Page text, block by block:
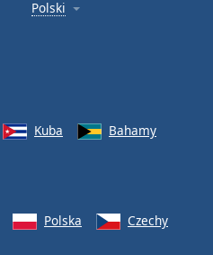
Polski
Kuba
Bahamy
Polska Czechy